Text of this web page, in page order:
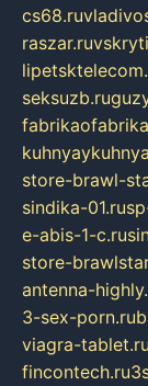
cs68.ru
raszar.ru
seksuzb.ru
store-brawl-
sindika-01.ru
e-abis-1-c.ru
store-
antenna-
3-sex-porn.ru
viagra-tablet.ru
fincontech.ru